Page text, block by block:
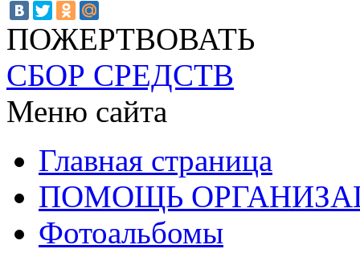
ПОЖЕРТВОВАТЬ
СБОР СРЕДСТВ
Меню сайта
Главная страница
ПОМОЩЬ
Фотоальбомы